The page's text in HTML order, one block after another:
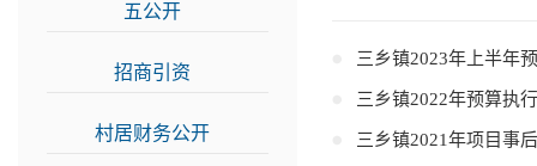
五公开
招商引资
村居财务公开
三乡镇2023年上半年
三乡镇2022年预算执
三乡镇2021年项目事